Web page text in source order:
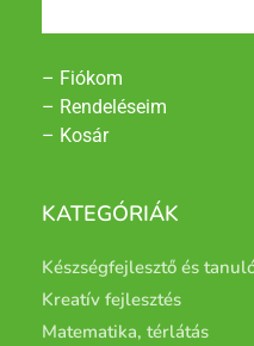
– Fiókom
– Rendeléseim
– Kosár
KATEGÓRIÁK
Készségfejlesztő és
Kreatív fejlesztés
Matematika, térlátás